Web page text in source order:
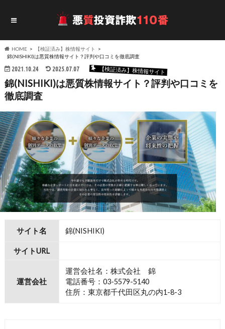
HOME
【検証済み】株情報サイト
錦(NISHIKI)は悪質株情報サイト？評判や口コミを徹底調査
2021.10.24 2025.07.07 【検証済み】株情報サイト
錦(NISHIKI)は悪質株情報サイト？評判や口コミを
徹底調査
サイト名 錦(NISHIKI)
サイトURL
運営会社
運営会社名：株式会社 錦
電話番号：03-5579-5140
住所：東京都千代田区丸の内1-8-3